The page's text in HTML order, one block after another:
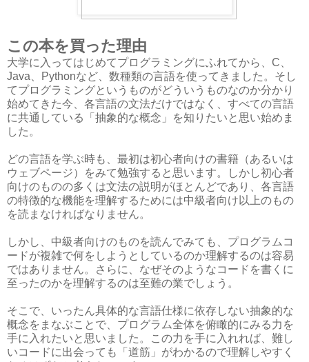
この本を買った理由
大学に入ってはじめてプログラミングにふれてから、C、
Java、Pythonなど、数種類の言語を使ってきました。そし
てプログラミングというものがどういうものなのか分かり
始めてきた今、各言語の文法だけではなく、すべての言語
に共通している「抽象的な概念」を知りたいと思い始めま
した。
どの言語を学ぶ時も、最初は初心者向けの書籍（あるいは
ウェブページ）をみて勉強すると思います。しかし初心者
向けのものの多くは文法の説明がほとんどであり、各言語
の特徴的な機能を理解するためには中級者向け以上のもの
を読まなければなりません。
しかし、中級者向けのものを読んでみても、プログラムコ
ードが複雑で何をしようとしているのか理解するのは容易
ではありません。さらに、なぜそのようなコードを書くに
至ったのかを理解するのは至難の業でしょう。
そこで、いったん具体的な言語仕様に依存しない抽象的な
概念をまなぶことで、プログラム全体を俯瞰的にみる力を
手に入れたいと思いました。この力を手に入れれば、難し
いコードに出会っても「道筋」がわかるので理解しやすく